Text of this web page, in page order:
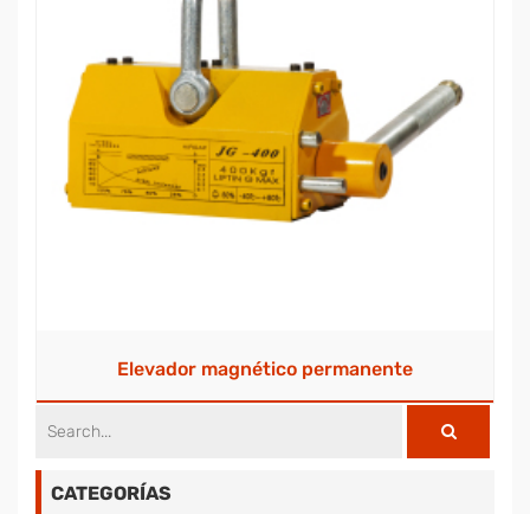
Elevador magnético permanente
CATEGORÍAS